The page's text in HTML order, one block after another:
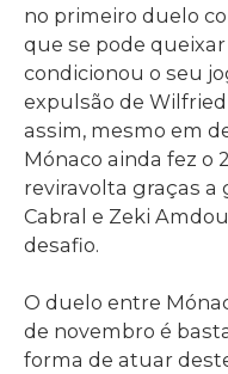
no primeiro duelo
que se pode
condicionou o seu
expulsão de
assim, mesmo em
Mónaco ainda fez o
reviravolta graças
Cabral e Zeki
desafio.
O duelo entre
de novembro é
forma de atuar